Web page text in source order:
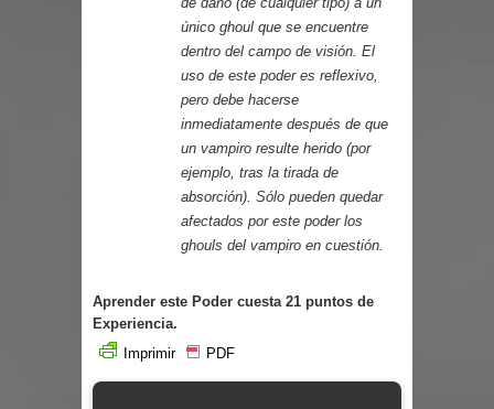
único ghoul que se encuentre
dentro del campo de visión. El
uso de este poder es reflexivo,
pero debe hacerse
inmediatamente después de que
un vampiro resulte herido (por
ejemplo, tras la tirada de
absorción). Sólo pueden quedar
afectados por este poder los
ghouls del vampiro en cuestión.
Aprender este Poder cuesta 21 puntos de
Experiencia.
Imprimir
PDF